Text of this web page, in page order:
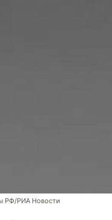
РФ/РИА Новости